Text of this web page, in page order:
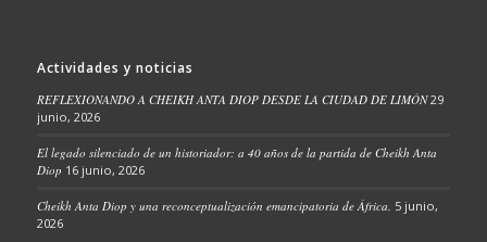
Actividades y noticias
REFLEXIONANDO A CHEIKH ANTA DIOP DESDE LA CIUDAD DE LIMÓN 29
junio, 2026
El legado silenciado de un historiador: a 40 años de la partida de Cheikh Anta
Diop 16 junio, 2026
Cheikh Anta Diop y una reconceptualización emancipatoria de África. 5 junio,
2026